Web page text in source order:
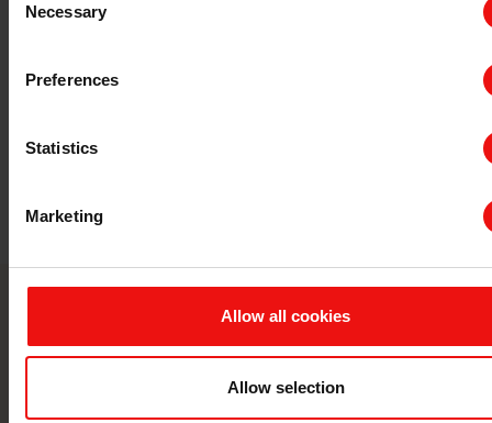
Selection
Necessary
Preferences
Statistics
Marketing
Allow all cookies
Allow selection
化学品和农用化学品
联系我们
与全球领先的材料制造商携手，将您的